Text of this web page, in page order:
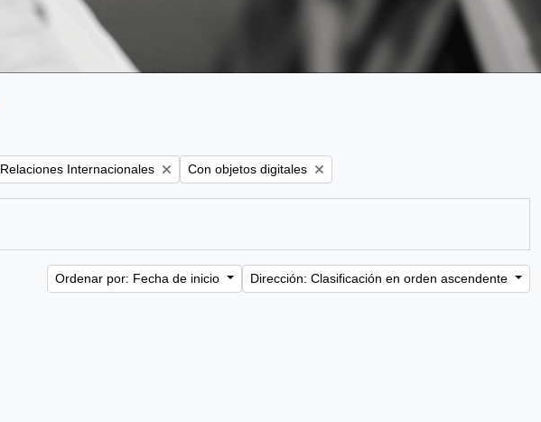
Remove filter:
Relaciones Internacionales Remove filter:
Con objetos digitales
Ordenar por: Fecha de inicio Dirección: Clasificación en orden ascendente